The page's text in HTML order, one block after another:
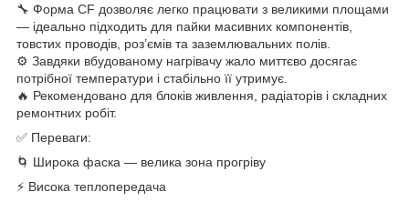
🔧 Форма CF дозволяє легко працювати з великими площами
— ідеально підходить для пайки масивних компонентів,
товстих проводів, роз’ємів та заземлювальних полів.
⚙️ Завдяки вбудованому нагрівачу жало миттєво досягає
потрібної температури і стабільно її утримує.
🔥 Рекомендовано для блоків живлення, радіаторів і складних
ремонтних робіт.
✅ Переваги:
🌀 Широка фаска — велика зона прогріву
⚡ Висока теплопередача